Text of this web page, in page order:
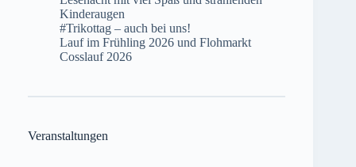
Kinderaugen
#Trikottag – auch bei uns!
Lauf im Frühling 2026 und Flohmarkt
Cosslauf 2026
Veranstaltungen